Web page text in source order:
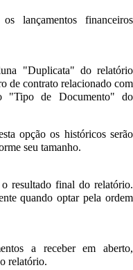
lançamentos financeiros
"Duplicata" do relatório
de contrato relacionado com
"Tipo de Documento" do
opção os históricos serão
seu tamanho.
resultado final do relatório.
quando optar pela ordem
a receber em aberto,
relatório.